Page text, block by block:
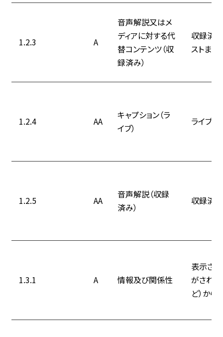
1.2.3 A
音声解説又はメ
ディアに対する代
替コンテンツ（収
録済み）
収録済
ストま
1.2.4 AA
キャプション（ラ
イブ）
ライブの
1.2.5 AA
音声解説（収録
済み）
収録済
1.3.1 A 情報及び関係性
表示され
がされて
ど）から